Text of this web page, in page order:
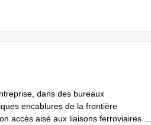
dans des bureaux
encablures de la frontière
accès aisé aux liaisons ferroviaires et